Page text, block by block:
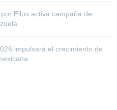
Ellos activa campaña de
impulsará el crecimiento de